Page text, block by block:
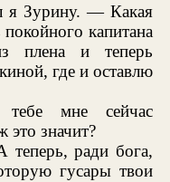
я Зурину. — Какая
капитана
плена и теперь
где и оставлю
мне сейчас
значит?
ради бога,
гусары твои